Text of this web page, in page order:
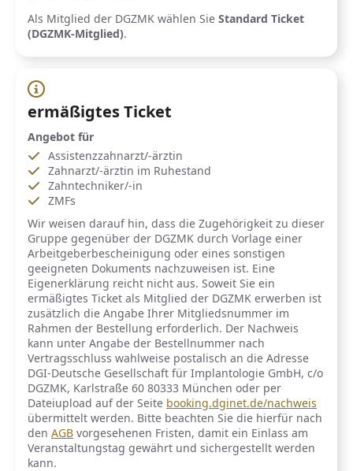
Als Mitglied der DGZMK wählen Sie Standard Ticket
(DGZMK-Mitglied).
ermäßigtes Ticket
Angebot für
Assistenzzahnarzt/-ärztin
Zahnarzt/-ärztin im Ruhestand
Zahntechniker/-in
ZMFs
Wir weisen darauf hin, dass die Zugehörigkeit zu dieser
Gruppe gegenüber der DGZMK durch Vorlage einer
Arbeitgeberbescheinigung oder eines sonstigen
geeigneten Dokuments nachzuweisen ist. Eine
Eigenerklärung reicht nicht aus. Soweit Sie ein
ermäßigtes Ticket als Mitglied der DGZMK erwerben ist
zusätzlich die Angabe Ihrer Mitgliedsnummer im
Rahmen der Bestellung erforderlich. Der Nachweis
kann unter Angabe der Bestellnummer nach
Vertragsschluss wahlweise postalisch an die Adresse
DGI-Deutsche Gesellschaft für Implantologie GmbH, c/o
DGZMK, Karlstraße 60 80333 München oder per
Dateiupload auf der Seite booking.dginet.de/nachweis
übermittelt werden. Bitte beachten Sie die hierfür nach
den AGB vorgesehenen Fristen, damit ein Einlass am
Veranstaltungstag gewährt und sichergestellt werden
kann.